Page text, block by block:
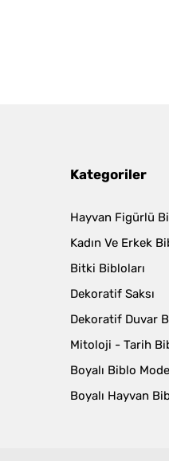
Kategoriler
Hayvan Figürlü
Kadın Ve Erkek
Bitki Bibloları
Dekoratif Saksı
Dekoratif Duvar
Mitoloji - Tarih
Boyalı Biblo
Boyalı Hayvan